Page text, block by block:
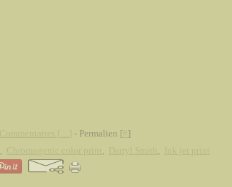
- Permalien [ ]
, , ,